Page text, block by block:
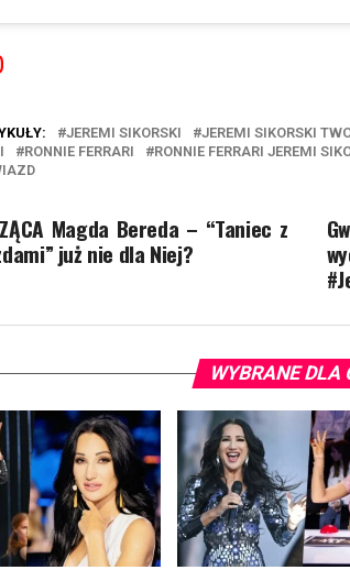
JEREMI SIKORSKI JEREMI SIKORSKI
RONNIE FERRARI RONNIE FERRARI JEREMI
Magda Bereda – “Taniec z
już nie dla Niej?
WYBRANE DLA